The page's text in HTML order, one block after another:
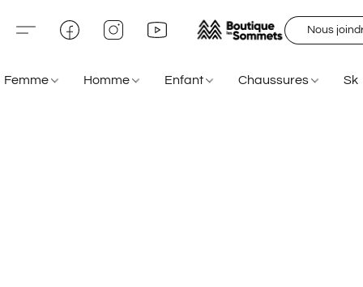
Nous
Femme Homme Enfant Chaussures